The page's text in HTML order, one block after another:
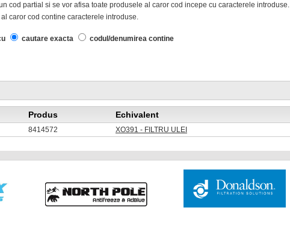
cod partial si se vor afisa toate produsele al caror cod incepe cu caracterele introduse.
caror cod contine caracterele introduse.
cautare exacta codul/denumirea contine
Produs Echivalent
8414572 XO391 - FILTRU ULEI